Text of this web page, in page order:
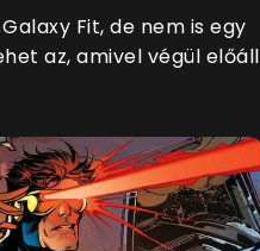
Fit, de nem is egy
az, amivel végül előáll